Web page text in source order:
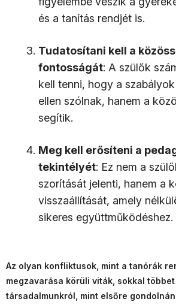
és a tanítás rendjét is.
Tudatosítani kell a
fontosságát: A szülők
kell tenni, hogy a
ellen szólnak, hanem a
segítik.
Meg kell erősíteni a
tekintélyét: Ez nem a
szorítását jelenti, hanem a
visszaállítását, amely
sikeres együttműködéshez.
Az olyan konfliktusok, mint a tanórák
megzavarása körüli viták, sokkal
társadalmunkról, mint elsőre